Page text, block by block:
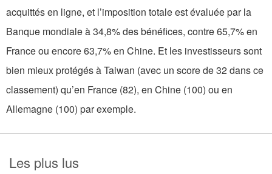
acquittés en ligne, et l’imposition totale est évaluée par la
Banque mondiale à 34,8% des bénéfices, contre 65,7% en
France ou encore 63,7% en Chine. Et les investisseurs sont
bien mieux protégés à Taiwan (avec un score de 32 dans ce
classement) qu’en France (82), en Chine (100) ou en
Allemagne (100) par exemple.
Les plus lus